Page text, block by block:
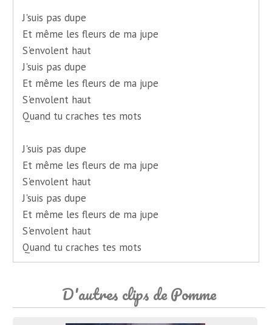
J'suis pas dupe
Et même les fleurs de ma jupe
S'envolent haut
J'suis pas dupe
Et même les fleurs de ma jupe
S'envolent haut
Quand tu craches tes mots
J'suis pas dupe
Et même les fleurs de ma jupe
S'envolent haut
J'suis pas dupe
Et même les fleurs de ma jupe
S'envolent haut
Quand tu craches tes mots
D'autres clips de Pomme